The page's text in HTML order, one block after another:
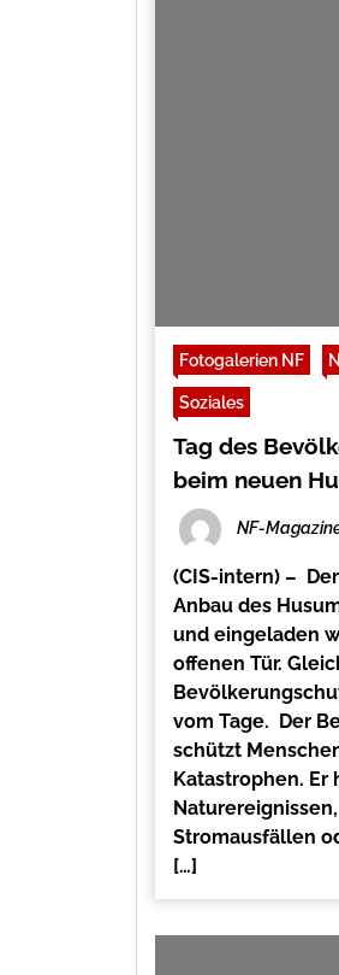
Fotogalerien NF
Soziales
Tag des
beim neuen
NF-
(CIS-intern) –
Anbau des
und eingeladen
offenen Tür.
vom Tage. Der
schützt
Katastrophen. Er
Stromausfällen
[…]